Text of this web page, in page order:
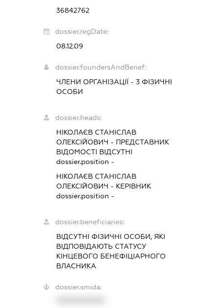
36842762
dossier.regDate:
08.12.09
dossier.foundersAndBenef:
ЧЛЕНИ ОРГАНІЗАЦІЇ - 3 ФІЗИЧНІ
ОСОБИ
dossier.heads:
НІКОЛАЄВ СТАНІСЛАВ
ОЛЕКСІЙОВИЧ - ПРЕДСТАВНИК
ВІДОМОСТІ ВІДСУТНІ
dossier.position -
НІКОЛАЄВ СТАНІСЛАВ
ОЛЕКСІЙОВИЧ - КЕРІВНИК
dossier.position -
dossier.beneficiaries:
ВІДСУТНІ ФІЗИЧНІ ОСОБИ, ЯКІ
ВІДПОВІДАЮТЬ СТАТУСУ
КІНЦЕВОГО БЕНЕФІЦІАРНОГО
ВЛАСНИКА
dossier.smida: